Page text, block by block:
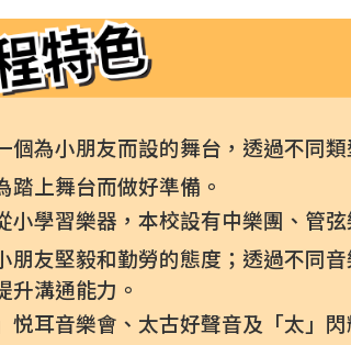
個為小朋友而設的舞台，透過不同
踏上舞台而做好準備。
小學習樂器，本校設有中樂團、管
朋友堅毅和勤勞的態度；透過不同
升溝通能力。
悦耳音樂會、太古好聲音及「太」